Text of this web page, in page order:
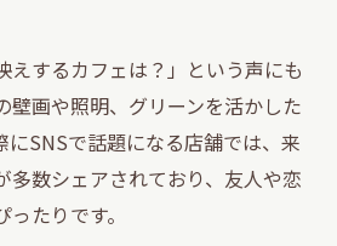
えするカフェは？」という声にも
壁画や照明、グリーンを活かした
にSNSで話題になる店舗では、来
多数シェアされており、友人や恋
たりです。